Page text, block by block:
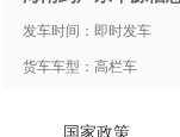
发车时间：即时发车
货车车型：高栏车
国家政策